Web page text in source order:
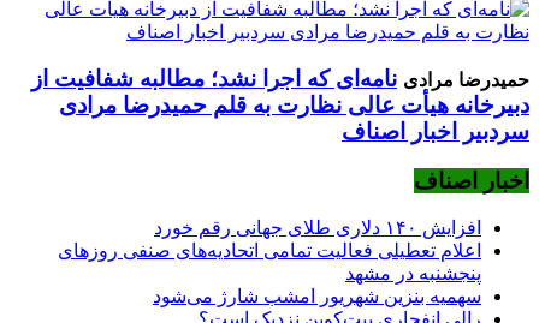
حمیدرضا مرادی نامه‌ای که اجرا نشد؛ مطالبه شفافیت از
دبیرخانه هیأت عالی نظارت به قلم حمیدرضا مرادی
سردبیر اخبار اصناف
اخبار اصناف
افزایش ۱۴۰ دلاری طلای جهانی رقم خورد
اعلام تعطیلی فعالیت تمامی اتحادیه‌های صنفی روزهای
پنجشنبه در مشهد
سهمیه بنزین شهریور امشب شارژ می‌شود